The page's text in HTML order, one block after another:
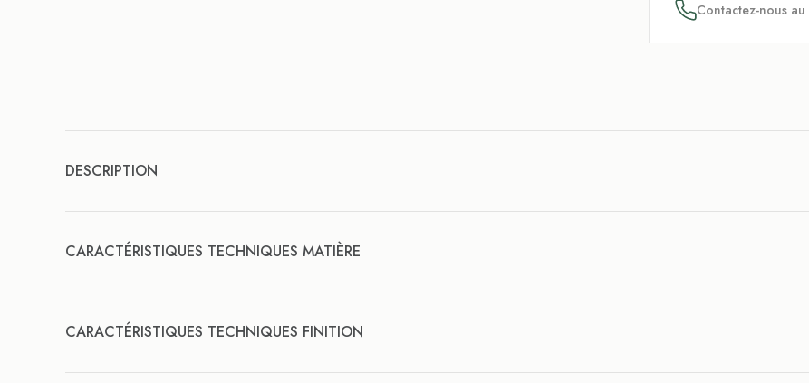
Contactez-nous au
DESCRIPTION
CARACTÉRISTIQUES TECHNIQUES MATIÈRE
CARACTÉRISTIQUES TECHNIQUES FINITION